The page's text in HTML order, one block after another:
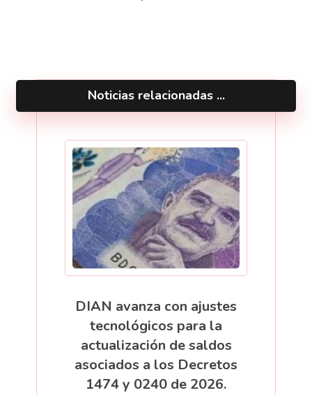
Noticias relacionadas ...
DIAN avanza con ajustes
tecnológicos para la
actualización de saldos
asociados a los Decretos
1474 y 0240 de 2026.